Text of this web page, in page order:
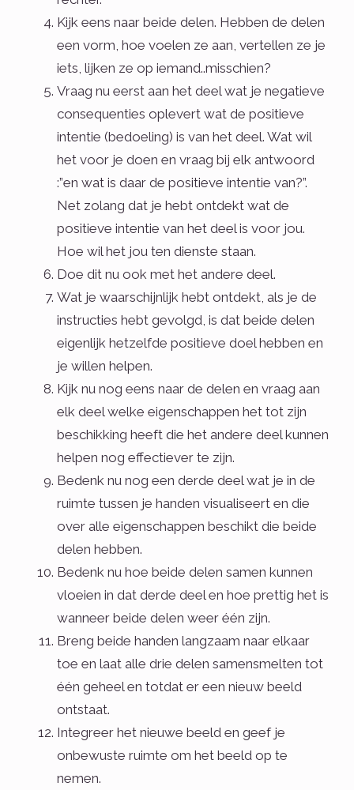
Kijk eens naar beide delen. Hebben de delen
een vorm, hoe voelen ze aan, vertellen ze je
iets, lijken ze op iemand..misschien?
Vraag nu eerst aan het deel wat je negatieve
consequenties oplevert wat de positieve
intentie (bedoeling) is van het deel. Wat wil
het voor je doen en vraag bij elk antwoord
:”en wat is daar de positieve intentie van?”.
Net zolang dat je hebt ontdekt wat de
positieve intentie van het deel is voor jou.
Hoe wil het jou ten dienste staan.
Doe dit nu ook met het andere deel.
Wat je waarschijnlijk hebt ontdekt, als je de
instructies hebt gevolgd, is dat beide delen
eigenlijk hetzelfde positieve doel hebben en
je willen helpen.
Kijk nu nog eens naar de delen en vraag aan
elk deel welke eigenschappen het tot zijn
beschikking heeft die het andere deel kunnen
helpen nog effectiever te zijn.
Bedenk nu nog een derde deel wat je in de
ruimte tussen je handen visualiseert en die
over alle eigenschappen beschikt die beide
delen hebben.
Bedenk nu hoe beide delen samen kunnen
vloeien in dat derde deel en hoe prettig het is
wanneer beide delen weer één zijn.
Breng beide handen langzaam naar elkaar
toe en laat alle drie delen samensmelten tot
één geheel en totdat er een nieuw beeld
ontstaat.
Integreer het nieuwe beeld en geef je
onbewuste ruimte om het beeld op te
nemen.